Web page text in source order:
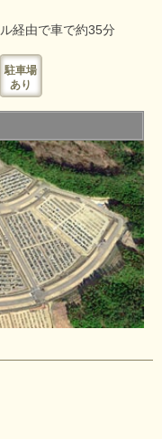
経由で車で約35分
駐車場
あり